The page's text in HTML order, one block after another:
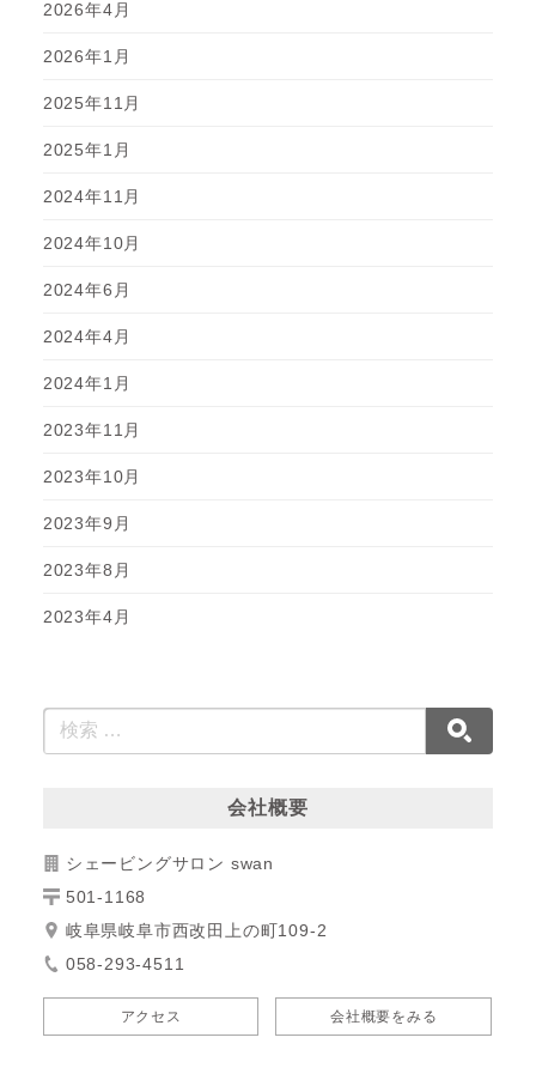
2026年4月
2026年1月
2025年11月
2025年1月
2024年11月
2024年10月
2024年6月
2024年4月
2024年1月
2023年11月
2023年10月
2023年9月
2023年8月
2023年4月
会社概要
シェービングサロン swan
501-1168
岐阜県岐阜市西改田上の町109-2
058-293-4511
アクセス 会社概要をみる